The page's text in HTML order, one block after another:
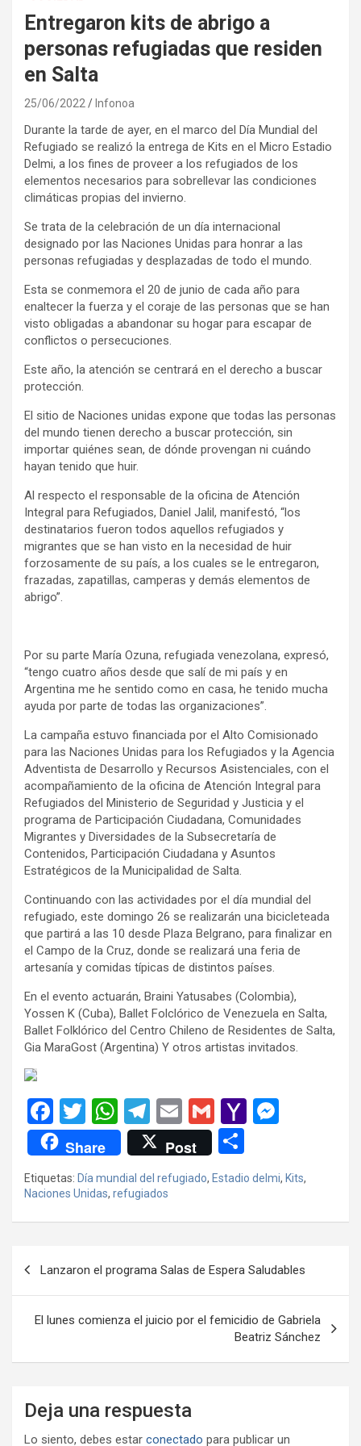
Entregaron kits de abrigo a
personas refugiadas que residen
en Salta
25/06/2022 Infonoa
Durante la tarde de ayer, en el marco del Día Mundial del
Refugiado se realizó la entrega de Kits en el Micro Estadio
Delmi, a los fines de proveer a los refugiados de los
elementos necesarios para sobrellevar las condiciones
climáticas propias del invierno.
Se trata de la celebración de un día internacional
designado por las Naciones Unidas para honrar a las
personas refugiadas y desplazadas de todo el mundo.
Esta se conmemora el 20 de junio de cada año para
enaltecer la fuerza y el coraje de las personas que se han
visto obligadas a abandonar su hogar para escapar de
conflictos o persecuciones.
Este año, la atención se centrará en el derecho a buscar
protección.
El sitio de Naciones unidas expone que todas las personas
del mundo tienen derecho a buscar protección, sin
importar quiénes sean, de dónde provengan ni cuándo
hayan tenido que huir.
Al respecto el responsable de la oficina de Atención
Integral para Refugiados, Daniel Jalil, manifestó, “los
destinatarios fueron todos aquellos refugiados y
migrantes que se han visto en la necesidad de huir
forzosamente de su país, a los cuales se le entregaron,
frazadas, zapatillas, camperas y demás elementos de
abrigo”.
Por su parte María Ozuna, refugiada venezolana, expresó,
“tengo cuatro años desde que salí de mi país y en
Argentina me he sentido como en casa, he tenido mucha
ayuda por parte de todas las organizaciones”.
La campaña estuvo financiada por el Alto Comisionado
para las Naciones Unidas para los Refugiados y la Agencia
Adventista de Desarrollo y Recursos Asistenciales, con el
acompañamiento de la oficina de Atención Integral para
Refugiados del Ministerio de Seguridad y Justicia y el
programa de Participación Ciudadana, Comunidades
Migrantes y Diversidades de la Subsecretaría de
Contenidos, Participación Ciudadana y Asuntos
Estratégicos de la Municipalidad de Salta.
Continuando con las actividades por el día mundial del
refugiado, este domingo 26 se realizarán una bicicleteada
que partirá a las 10 desde Plaza Belgrano, para finalizar en
el Campo de la Cruz, donde se realizará una feria de
artesanía y comidas típicas de distintos países.
En el evento actuarán, Braini Yatusabes (Colombia),
Yossen K (Cuba), Ballet Folclórico de Venezuela en Salta,
Ballet Folklórico del Centro Chileno de Residentes de Salta,
Gia MaraGost (Argentina) Y otros artistas invitados.
F
a
ce
b
o
k
T
wi
tt
er
W
h
at
s
A
p
T
el
e
gr
a
E
m
ail
G
m
ail
Y
o
o
ail
n
g
Share Post
o
m
p
tir
Etiquetas: Día mundial del refugiado, Estadio delmi, Kits,
Naciones Unidas, refugiados
entradas
Lanzaron el programa Salas de Espera Saludables
El lunes comienza el juicio por el femicidio de Gabriela
Beatriz Sánchez
Deja una respuesta
Lo siento, debes estar conectado para publicar un